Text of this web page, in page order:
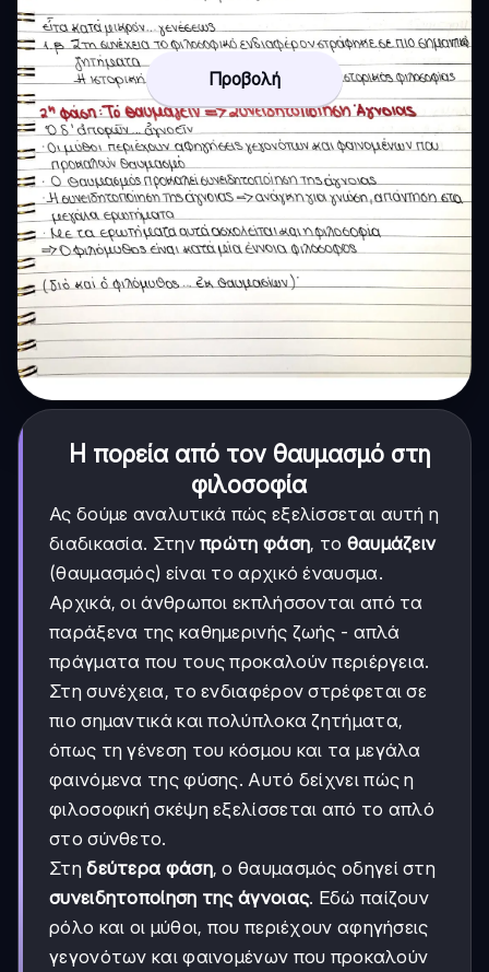
Προβολή
Η πορεία από τον θαυμασμό στη
φιλοσοφία
Ας δούμε αναλυτικά πώς εξελίσσεται αυτή η
διαδικασία. Στηνπρώτη φάση, το θαυμάζειν
(θαυμασμός) είναι το αρχικό έναυσμα.
Αρχικά, οι άνθρωποι εκπλήσσονται από τα
παράξενα της καθημερινής ζωής - απλά
πράγματα που τους προκαλούν περιέργεια.
Στη συνέχεια, το ενδιαφέρον στρέφεται σε
πιο σημαντικά και πολύπλοκα ζητήματα,
όπως τη γένεση του κόσμου και τα μεγάλα
φαινόμενα της φύσης. Αυτό δείχνει πώς η
φιλοσοφική σκέψη εξελίσσεται από το απλό
στο σύνθετο.
Στηδεύτερα φάση, ο θαυμασμός οδηγεί στη
συνειδητοποίηση της άγνοιας. Εδώ παίζουν
ρόλο και οι μύθοι, που περιέχουν αφηγήσεις
γεγονότων και φαινομένων που προκαλούν